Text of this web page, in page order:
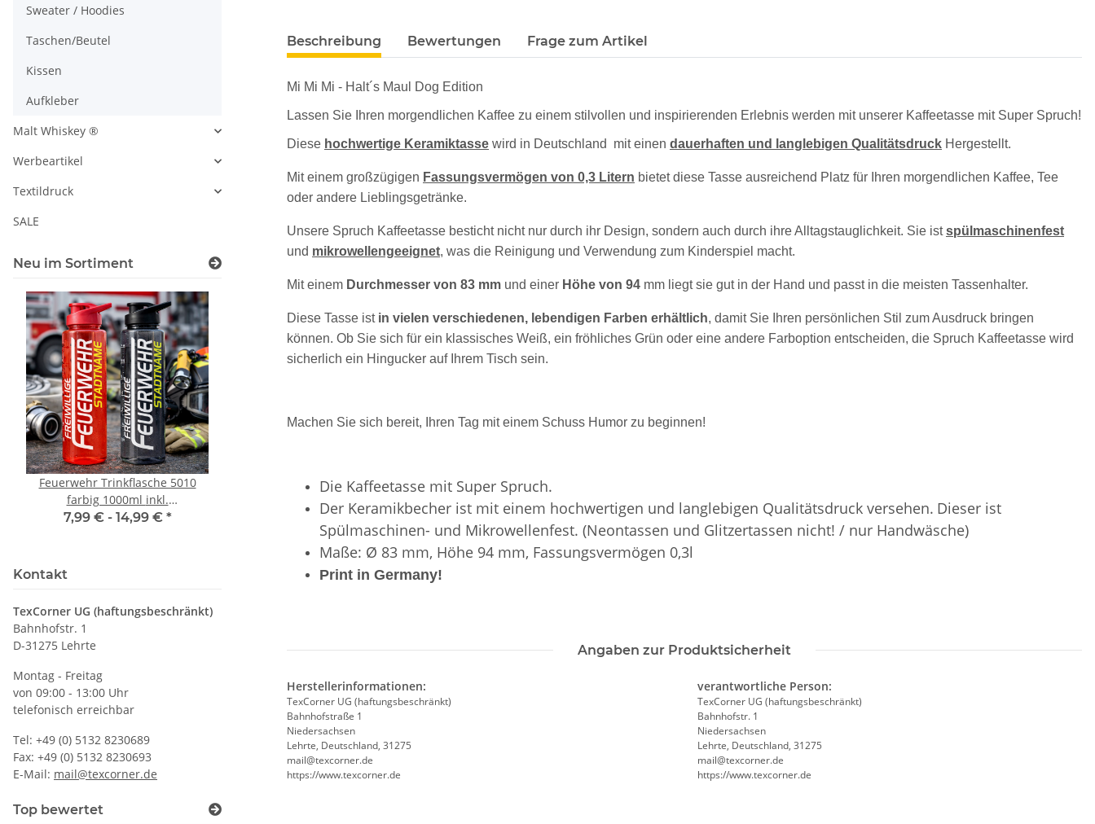
Beschreibung Bewertungen Frage zum Artikel
Mi Mi Mi - Halt´s Maul Dog Edition
Lassen Sie Ihren morgendlichen Kaffee zu einem stilvollen und inspirierenden Erlebnis werden mit unserer Kaffeetasse mit Super Spruch!
Diese hochwertige Keramiktasse wird in Deutschland mit einen dauerhaften und langlebigen Qualitätsdruck Hergestellt.
Mit einem großzügigen Fassungsvermögen von 0,3 Litern bietet diese Tasse ausreichend Platz für Ihren morgendlichen Kaffee, Tee
oder andere Lieblingsgetränke.
Unsere Spruch Kaffeetasse besticht nicht nur durch ihr Design, sondern auch durch ihre Alltagstauglichkeit. Sie istspülmaschinenfest
und mikrowellengeeignet, was die Reinigung und Verwendung zum Kinderspiel macht.
Mit einem Durchmesser von 83 mm und einer Höhe von 94 mm liegt sie gut in der Hand und passt in die meisten Tassenhalter.
Diese Tasse ist in vielen verschiedenen, lebendigen Farben erhältlich, damit Sie Ihren persönlichen Stil zum Ausdruck bringen
können. Ob Sie sich für ein klassisches Weiß, ein fröhliches Grün oder eine andere Farboption entscheiden, die Spruch Kaffeetasse wird
sicherlich ein Hingucker auf Ihrem Tisch sein.
Machen Sie sich bereit, Ihren Tag mit einem Schuss Humor zu beginnen!
Die Kaffeetasse mit Super Spruch.
Der Keramikbecher ist mit einem hochwertigen und langlebigen Qualitätsdruck versehen. Dieser ist
Spülmaschinen- und Mikrowellenfest. (Neontassen und Glitzertassen nicht! / nur Handwäsche)
Maße: Ø 83 mm, Höhe 94 mm, Fassungsvermögen 0,3l
Print in Germany!
Angaben zur Produktsicherheit
Herstellerinformationen:
TexCorner UG (haftungsbeschränkt)
Bahnhofstraße 1
Niedersachsen
Lehrte, Deutschland, 31275
mail@texcorner.de
https://www.texcorner.de
verantwortliche Person:
TexCorner UG (haftungsbeschränkt)
Bahnhofstr. 1
Niedersachsen
Lehrte, Deutschland, 31275
mail@texcorner.de
https://www.texcorner.de
Sweater / Hoodies
Taschen/Beutel
Kissen
Aufkleber
Malt Whiskey ®
Werbeartikel
Textildruck
SALE
Neu im Sortiment
Feuerwehr Trinkflasche 5010
farbig 1000ml inkl.
Wunschnamen
7,99 € - 14,99 € *
LEITUNG SAMMELSTELLE
Piktogramm Warnweste auch mit
vielen Taschen S-3XL
11,17 €*
10x T-Shirt Herren weiß,
Premium B&C Inspire #190
Rundhals mit EINER
Druckposition CMYK
79,90 €*
farbig 1000ml inkl.
Wunschnamen
7,99 € -14,99 €*
Piktogramm Warnweste auch mit
vielen Taschen S-3XL
ab 11,17 €
Kontakt
TexCorner UG (haftungsbeschränkt)
Bahnhofstr. 1
D-31275 Lehrte
Montag - Freitag
von 09:00 - 13:00 Uhr
telefonisch erreichbar
Tel: +49 (0) 5132 8230689
Fax: +49 (0) 5132 8230693
E-Mail: mail@texcorner.de
Top bewertet